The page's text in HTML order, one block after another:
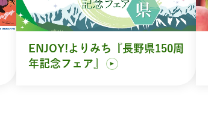
ENJOY!よりみち『長野県150周
年記念フェア』